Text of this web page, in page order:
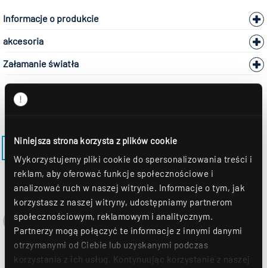
Niniejsza strona korzysta z plików cookie
Wykorzystujemy pliki cookie do spersonalizowania treści i
reklam, aby oferować funkcje społecznościowe i
analizować ruch w naszej witrynie. Informacje o tym, jak
korzystasz z naszej witryny, udostępniamy partnerom
społecznościowym, reklamowym i analitycznym.
Partnerzy mogą połączyć te informacje z innymi danymi
otrzymanymi od Ciebie lub uzyskanymi podczas
korzystania z ich usług. Kontynuując korzystanie z naszej
Informacje o produkcie
akcesoria
Załamanie światła
POWRÓT DO MODELU BRITT-EQ-M625-B